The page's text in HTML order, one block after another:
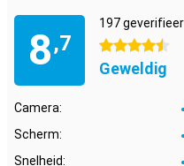
8,7
197
4.5 sterren
Geweldig
Camera:
Scherm:
Snelheid: